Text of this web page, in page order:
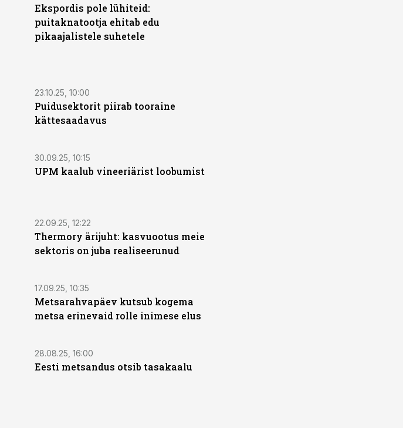
Ekspordis pole lühiteid:
puitaknatootja ehitab edu
pikaajalistele suhetele
23.10.25, 10:00
Puidusektorit piirab tooraine
kättesaadavus
30.09.25, 10:15
UPM kaalub vineeriärist loobumist
22.09.25, 12:22
Thermory ärijuht: kasvuootus meie
sektoris on juba realiseerunud
17.09.25, 10:35
Metsarahvapäev kutsub kogema
metsa erinevaid rolle inimese elus
28.08.25, 16:00
Eesti metsandus otsib tasakaalu